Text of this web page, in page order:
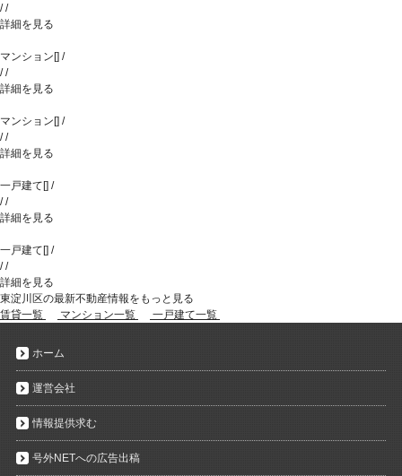
//
詳細を見る
マンション [] /
//
詳細を見る
マンション [] /
//
詳細を見る
一戸建て [] /
//
詳細を見る
一戸建て [] /
//
詳細を見る
東淀川区の最新不動産情報をもっと見る
賃貸一覧
マンション一覧 一戸建て一覧
ホーム
運営会社
情報提供求む
号外NETへの広告出稿